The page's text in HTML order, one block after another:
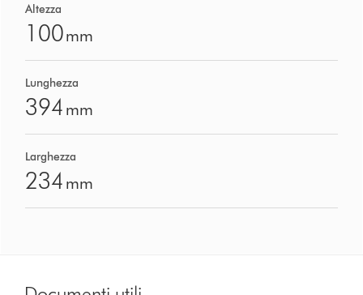
Altezza
100mm
Lunghezza
394 mm
Larghezza
234 mm